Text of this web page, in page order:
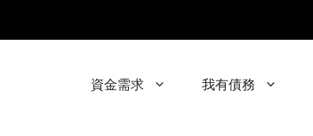
資金需求 我有債務